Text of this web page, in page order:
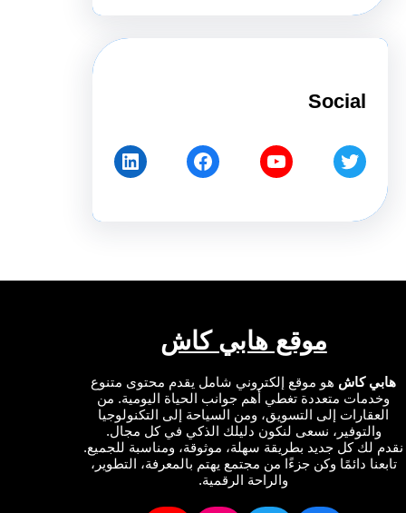
Social
موقع هابي كاش
كاشهو موقع إلكتروني شامل يقدم محتوى متنوع
متعددة تغطي أهم جوانب الحياة اليومية. من
إلى التسويق، ومن السياحة إلى التكنولوجيا
نسعى لنكون دليلك الذكي في كل مجال.
لك كل جديد بطريقة سهلة، موثوقة، ومناسبة للجميع.
دائمًا وكن جزءًا من مجتمع يهتم بالمعرفة، التطوير،
والراحة الرقمية.